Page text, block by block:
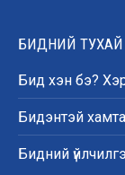
БИДНИЙ ТУХАЙ
Бид хэн бэ?
Бидэнтэй
Бидний